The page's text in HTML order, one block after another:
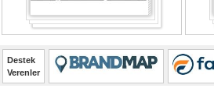
Destek
Verenler